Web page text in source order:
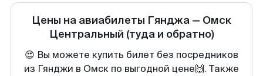
Цены на авиабилеты Гянджа — Омск
Центральный (туда и обратно)
😍 Вы можете купить билет без посредников
из Гянджи в Омск по выгодной цене🙌. Также